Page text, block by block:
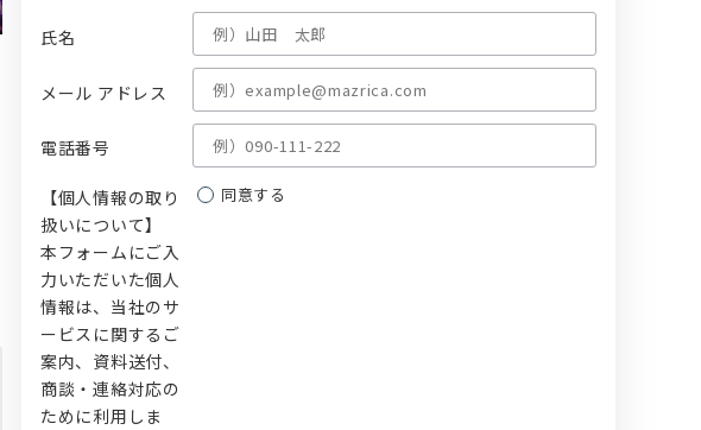
氏名
メール アドレス
電話番号
【個人情報の取り
扱いについて】
本フォームにご入
力いただいた個人
情報は、当社のサ
ービスに関するご
案内、資料送付、
商談・連絡対応の
ために利用しま
同意する